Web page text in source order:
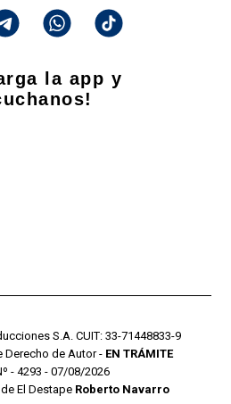
la app y
S.A. CUIT: 33-71448833-9
Derecho de Autor - EN TRÁMITE
- 4293 - 07/08/2026
El Destape Roberto Navarro